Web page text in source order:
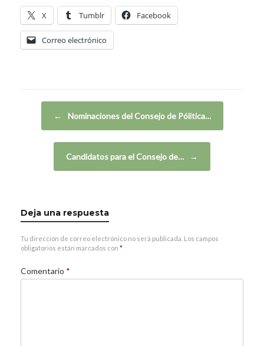
X Tumblr Facebook
Correo electrónico
← Nominaciones del Consejo de Pólitica…
Candidatos para el Consejo de… →
Deja una respuesta
Tu dirección de correo electrónico no será publicada. Los campos
obligatorios están marcados con *
Comentario *